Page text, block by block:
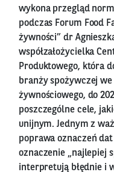
wykona przegląd
podczas Forum Food
żywności” dr
współzałożycielka
Produktowego, która
branży spożywczej
żywnościowego, do
poszczególne cele,
unijnym. Jednym z
poprawa oznaczeń
oznaczenie „najlepiej
interpretują błędnie i